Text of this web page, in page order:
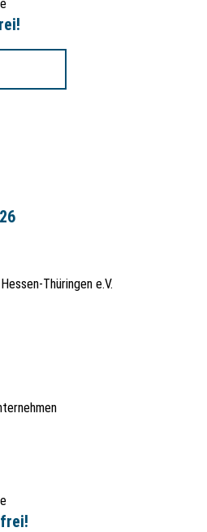
finden Sie hier:
und dies mit einem Formular
herunterladen".
Thüringen e.V.